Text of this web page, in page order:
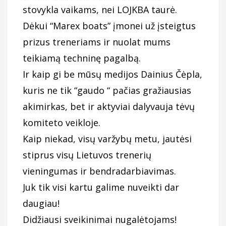
stovykla vaikams, nei LOJKBA taurė.
Dėkui “Marex boats” įmonei už įsteigtus
prizus treneriams ir nuolat mums
teikiamą techninę pagalbą.
Ir kaip gi be mūsų medijos Dainius Čėpla,
kuris ne tik “gaudo “ pačias gražiausias
akimirkas, bet ir aktyviai dalyvauja tėvų
komiteto veikloje.
Kaip niekad, visų varžybų metu, jautėsi
stiprus visų Lietuvos trenerių
vieningumas ir bendradarbiavimas.
Juk tik visi kartu galime nuveikti dar
daugiau!
Didžiausi sveikinimai nugalėtojams!